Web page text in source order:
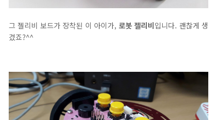
그 젤리비 보드가 장착된 이 아이가, 로봇 젤리비입니다. 괜찮게 생
겼죠?^^